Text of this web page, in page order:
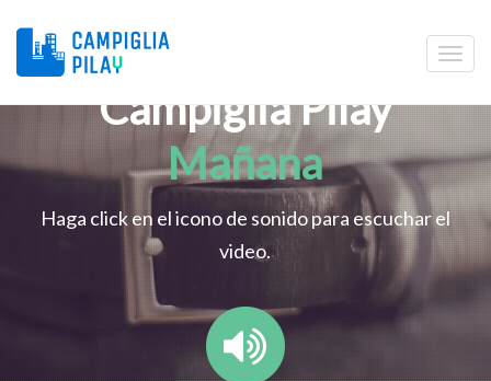
Campiglia Pilay
Mañana
Haga click en el icono de sonido para escuchar el
video.